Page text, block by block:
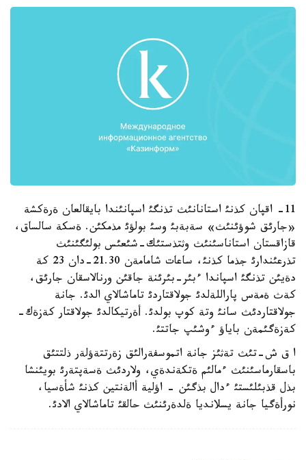
11- اقپان كذنئ استانانئث تذنگئ اسپانئندا بايقالعان ةرةكشة
«جارئق شوؤئنئث» سةبةبئ وسئ بولؤئ مذمكئن. ةسكة سالساق،
قازاقستان استاناسئنئث وثتذستئك-شئعئس بولئگئنئث
تذرعئندارئ جذما كذنئ، ساعات شامامةن 21.30-دان 23 كة
دةيئن تذنگئ اسپاندا ءبئر-بئرئنة جاقئن ورنالاسقان جارئق،
كةث ةمةس پاراللةلدئ جولاقتاردئ تاماشالاي الدئ. جانة
جولاقتاردئث سانئ وتة كوپ بولدئ. أةرتيكالدئ جولاقتار كةزةك-
كةزةگئمةن باياؤ ءوشئپ جاتتئ.
ا ق ش-تئث تةثئز جانة اتموسفةرالئق زةرتتةؤلةر ذلتتئق
باسقارماسئنئث ءمالئم ةتكةندةي، ولاردئث ةسةپتةرئ بويئنشا
بذل قذبئلئستئ ءدال بذگئن - اؤلية أالةنتين كذنئ شأةسيا،
نورأةگيا جانة يسلانديا ةلدةرئنئث حالقئ تاماشالاي الادئ.